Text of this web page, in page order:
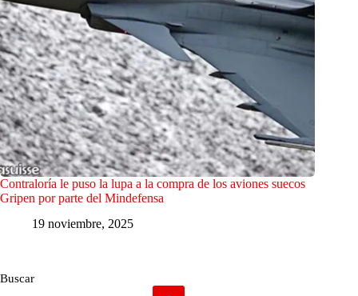
Contraloría le puso la lupa a la compra de los aviones suecos
Gripen por parte del Mindefensa
19 noviembre, 2025
Buscar